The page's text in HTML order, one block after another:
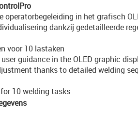
operatorbegeleiding in het grafisch
dankzij gedetailleerde
voor 10 lastaken
guidance in the OLED graphic
thanks to detailed welding
10 welding tasks